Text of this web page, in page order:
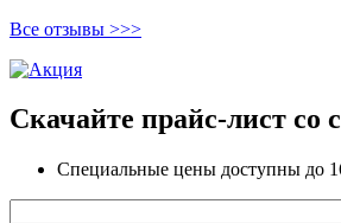
Все отзывы >>>
Скачайте прайс-лист со
Специальные цены доступны до